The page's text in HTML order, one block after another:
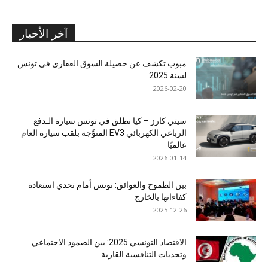
آخر الأخبار
مبوب تكشف عن حصيلة السوق العقاري في تونس
لسنة 2025
2026-02-20
سيتي كارز – كيا تطلق في تونس سيارة الـدفع
الرباعي الكهربائي EV3 المتوَّجة بلقب سيارة العام
عالميًا
2026-01-14
بين الطموح والعوائق: تونس أمام تحدي استعادة
كفاءاتها بالخارج
2025-12-26
الاقتصاد التونسي 2025: بين الصمود الاجتماعي
وتحديات التنافسية القارية